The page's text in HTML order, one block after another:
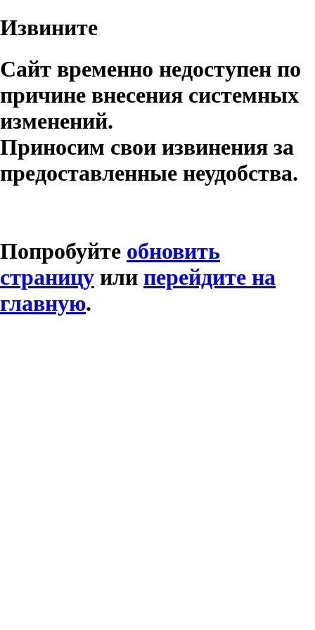
Извините
Сайт временно недоступен по
причине внесения системных
изменений.
Приносим свои извинения за
предоставленные неудобства.
Попробуйте обновить
страницу или перейдите на
главную.